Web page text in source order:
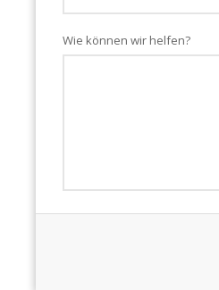
Wie können wir helfen?